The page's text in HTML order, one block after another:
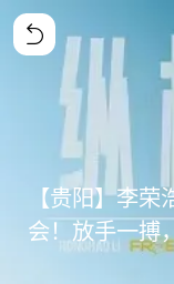
【贵阳】李
会！放手一搏